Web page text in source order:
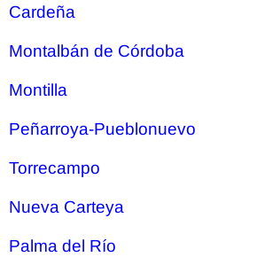
Cardeña
Montalbán de Córdoba
Montilla
Peñarroya-Pueblonuevo
Torrecampo
Nueva Carteya
Palma del Río